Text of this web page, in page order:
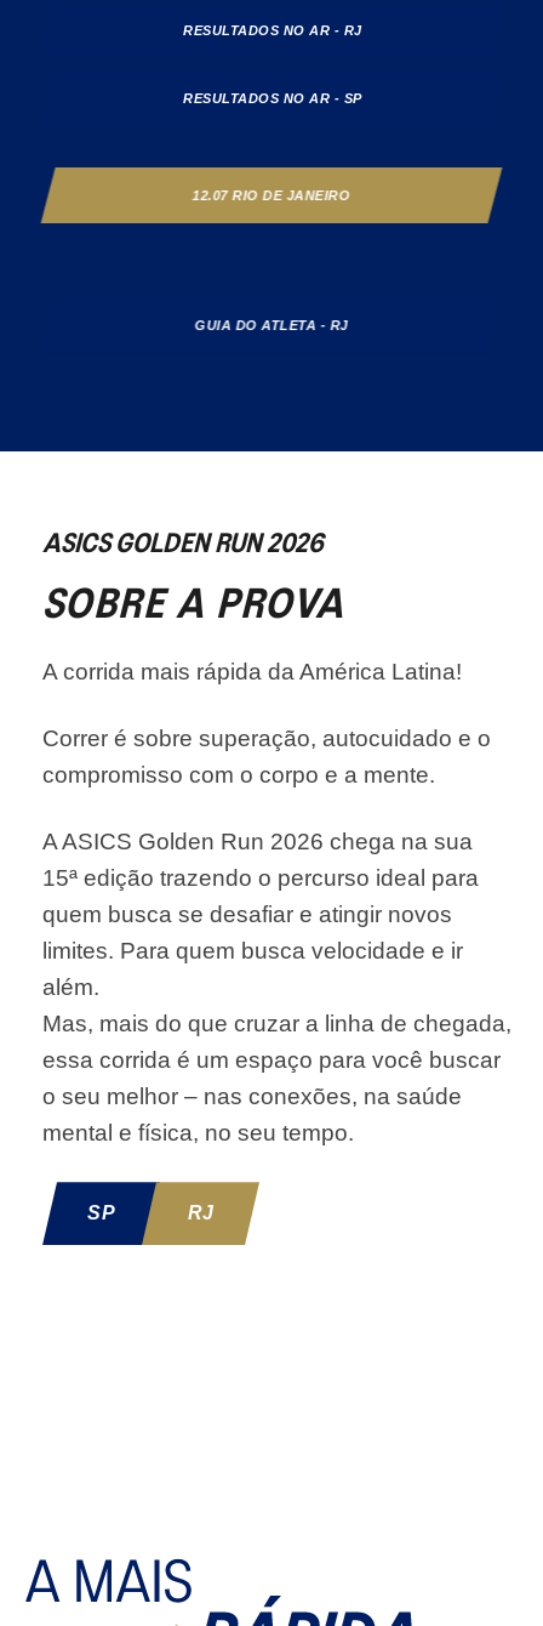
RESULTADOS NO AR - RJ
RESULTADOS NO AR - SP
12.07 RIO DE JANEIRO
GUIA DO ATLETA - RJ
ASICS GOLDEN RUN 2026
SOBRE A PROVA
A corrida mais rápida da América Latina!
Correr é sobre superação, autocuidado e o
compromisso com o corpo e a mente.
A ASICS Golden Run 2026 chega na sua
15ª edição trazendo o percurso ideal para
quem busca se desafiar e atingir novos
limites. Para quem busca velocidade e ir
além.
Mas, mais do que cruzar a linha de chegada,
essa corrida é um espaço para você buscar
o seu melhor – nas conexões, na saúde
mental e física, no seu tempo.
SP RJ